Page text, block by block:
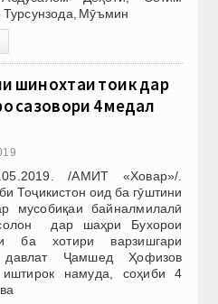
Турсунзода, Мӯъмин
шинохтаи тоҷик дар
сазовори 4 медал
/АМИТ «Ховар»/.
Тоҷикистон оид ба гӯштини
мусобиқаи байналмилалӣ
дар шаҳри Бухорои
ба хотири варзишгари
Ҷамшед Ҳофизов
намуда, соҳиби 4